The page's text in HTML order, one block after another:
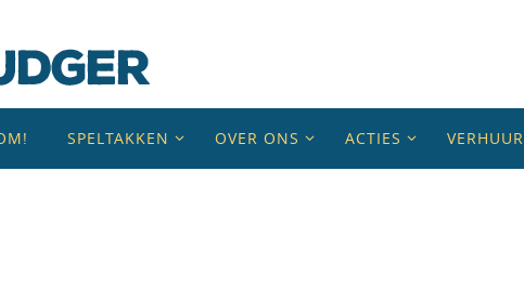
SPELTAKKEN OVER ONS ACTIES VERHUUR